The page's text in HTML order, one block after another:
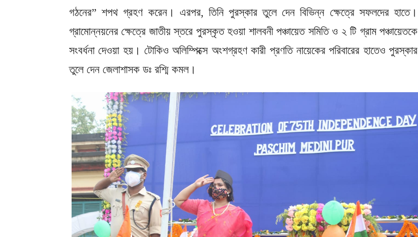
গঠনের” শপথ গ্রহণ করেন। এরপর, তিনি পুরস্কার তুলে দেন বিভিন্ন ক্ষেত্রে সফলদের হাতে।
গ্রামোন্নয়নের ক্ষেত্রে জাতীয় স্তরে পুরস্কৃত হওয়া শালবনী পঞ্চায়েত সমিতি ও ২ টি গ্রাম পঞ্চায়েতকে
সংবর্ধনা দেওয়া হয়। টোকিও অলিম্পিক্সে অংশগ্রহণ কারী প্রণতি নায়েকের পরিবারের হাতেও পুরস্কার
তুলে দেন জেলাশাসক ডঃ রশ্মি কমল।